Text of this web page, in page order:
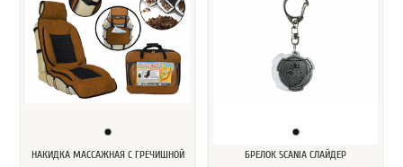
НАКИДКА МАССАЖНАЯ С ГРЕЧИШНОЙ
БРЕЛОК SCANIA СЛАЙДЕР